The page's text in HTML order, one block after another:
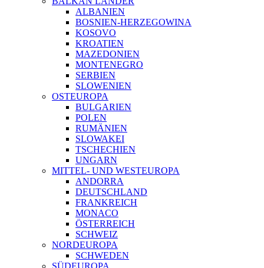
ALBANIEN
BOSNIEN-HERZEGOWINA
KOSOVO
KROATIEN
MAZEDONIEN
MONTENEGRO
SERBIEN
SLOWENIEN
OSTEUROPA
BULGARIEN
POLEN
RUMÄNIEN
SLOWAKEI
TSCHECHIEN
UNGARN
MITTEL- UND WESTEUROPA
ANDORRA
DEUTSCHLAND
FRANKREICH
MONACO
ÖSTERREICH
SCHWEIZ
NORDEUROPA
SCHWEDEN
SÜDEUROPA